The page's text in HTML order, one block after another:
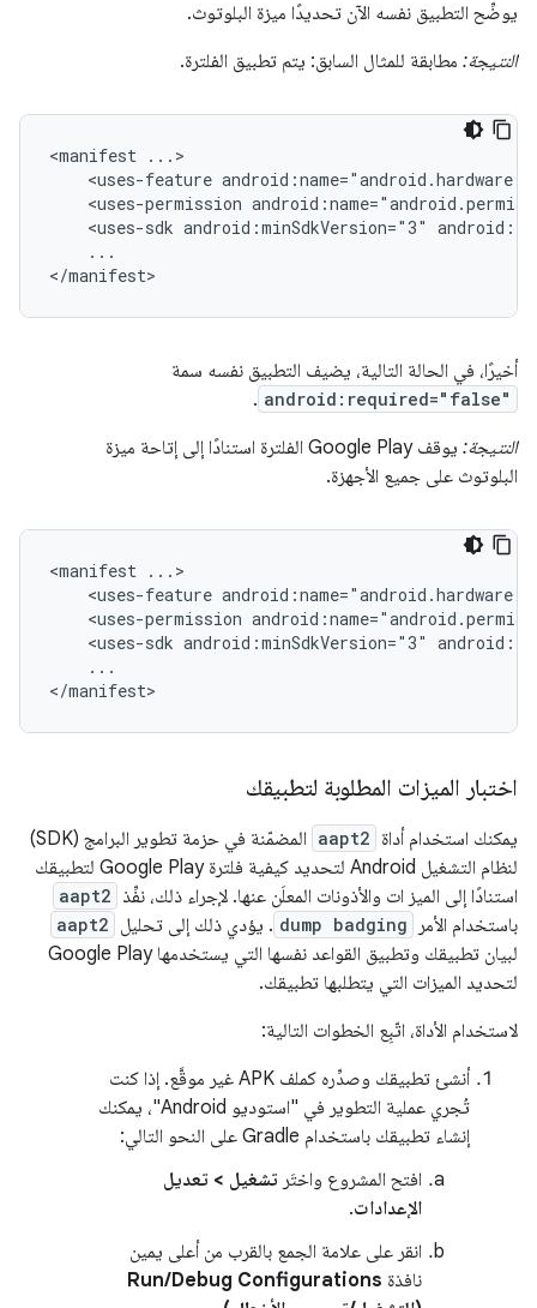
يوضِّح التطبيق نفسه الآن تحديدًا ميزة البلوتوث.
النتيجة: مطابقة للمثال السابق: يتم تطبيق الفلترة.
<manifest
<uses-feature
<uses-permission
<uses-sdk android:minSdkVersion="3"
...
</manifest>
أخيرًا، في الحالة التالية، يضيف التطبيق نفسه سمة
android:required="false"
.
النتيجة:
يوقف Google Play الفلترة استنادًا إلى إتاحة ميزة
البلوتوث على جميع الأجهزة.
<manifest
<uses-feature
<uses-permission
<uses-sdk android:minSdkVersion="3"
...
</manifest>
اختبار الميزات المطلوبة لتطبيقك
يمكنك استخدام أداة aapt2
المضمّنة في حزمة تطوير البرامج (SDK)
لنظام التشغيل Android لتحديد كيفية فلترة Google Play لتطبيقك
استنادًا إلى الميز ات والأذونات المعلَن عنها. لإجراء ذلك، نفِّذ aapt2
باستخدام الأمر dump badging . يؤدي ذلك إلى تحليل aapt2
لبيان تطبيقك وتطبيق القواعد نفسها التي يستخدمها Google Play
لتحديد الميزات التي يتطلبها تطبيقك.
لاستخدام الأداة، اتّبِع الخطوات التالية:
أنشئ تطبيقك وصدِّره كملف APK غير موقَّع. إذا كنت
تُجري عملية التطوير في "استوديو Android"، يمكنك
إنشاء تطبيقك باستخدام Gradle على النحو التالي:
افتح المشروع واختَر تشغيل > تعديل
الإعدادات.
انقر على علامة الجمع بالقرب من أعلى يمين
نافذة Run/Debug Configurations